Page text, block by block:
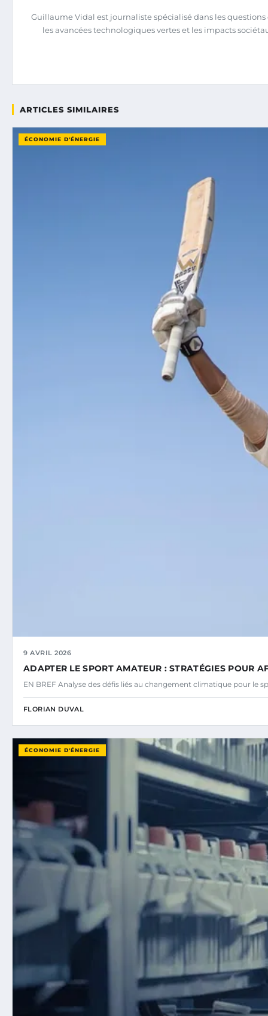
Guillaume Vidal est journaliste spécialisé dans les
les avancées technologiques vertes et les impacts
ARTICLES SIMILAIRES
ÉCONOMIE D'ÉNERGIE
9 AVRIL 2026
ADAPTER LE SPORT AMATEUR : STRATÉGIES POUR
EN BREF Analyse des défis liés au changement climatique pour le
FLORIAN DUVAL
ÉCONOMIE D'ÉNERGIE